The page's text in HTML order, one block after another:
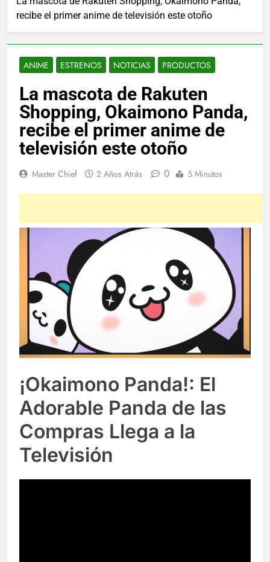
recibe el primer anime de televisión este otoño
ANIME ESTRENOS NOTICIAS PRODUCTOS
La mascota de Rakuten
Shopping, Okaimono Panda,
recibe el primer anime de
televisión este otoño
Master Chief 2 Años Atrás 0 5 Minutos
¡Okaimono Panda!: El
Adorable Panda de las
Compras Llega a la
Televisión